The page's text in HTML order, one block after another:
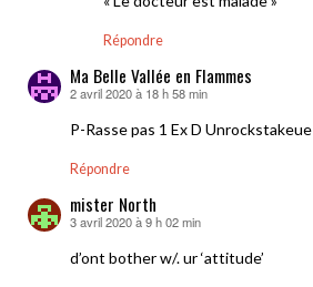
Répondre
Ma Belle Vallée en Flammes
dit :
2 avril 2020 à 18 h 58 min
P-Rasse pas 1 Ex D Unrockstakeue
Répondre
mister North
dit :
3 avril 2020 à 9 h 02 min
d’ont bother w/. ur ‘attitude’